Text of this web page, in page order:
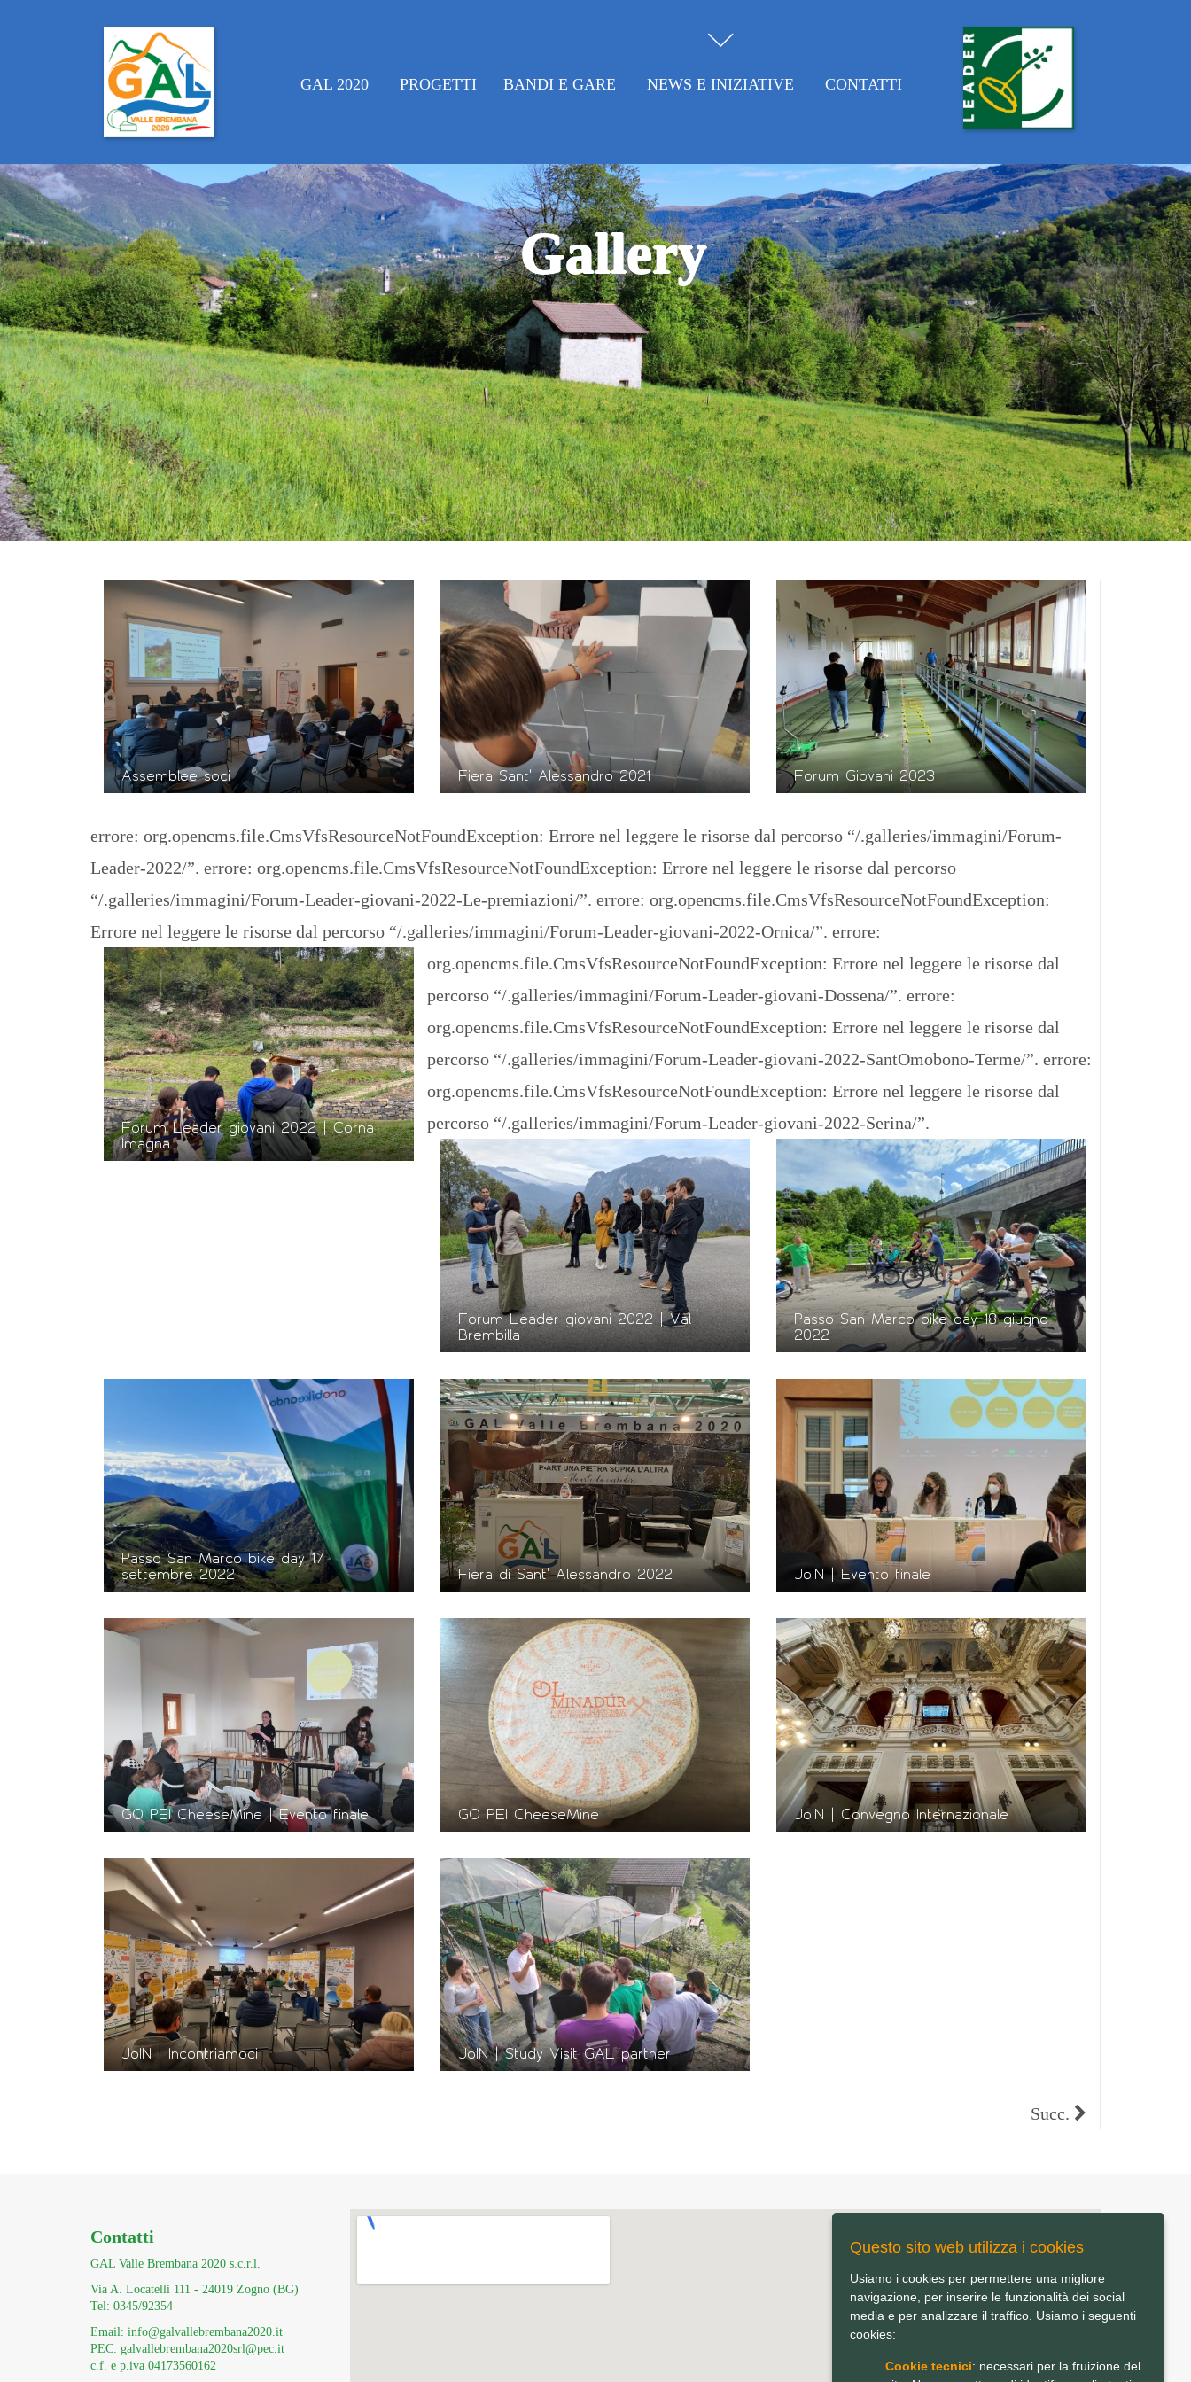
GAL 2020 PROGETTI BANDI E GARE NEWS E INIZIATIVE CONTATTI
Gallery
Assemblee soci Fiera Sant' Alessandro 2021 Forum Giovani 2023
errore: org.opencms.file.CmsVfsResourceNotFoundException: Errore nel leggere le risorse dal percorso “/.galleries/immagini/Forum-
Leader-2022/”. errore: org.opencms.file.CmsVfsResourceNotFoundException: Errore nel leggere le risorse dal percorso
“/.galleries/immagini/Forum-Leader-giovani-2022-Le-premiazioni/”. errore: org.opencms.file.CmsVfsResourceNotFoundException:
Errore nel leggere le risorse dal percorso “/.galleries/immagini/Forum-Leader-giovani-2022-Ornica/”.
Forum Leader giovani 2022 | Corna
Imagna
errore:
org.opencms.file.CmsVfsResourceNotFoundException: Errore nel leggere le risorse dal
percorso “/.galleries/immagini/Forum-Leader-giovani-Dossena/”. errore:
org.opencms.file.CmsVfsResourceNotFoundException: Errore nel leggere le risorse dal
percorso “/.galleries/immagini/Forum-Leader-giovani-2022-SantOmobono-Terme/”. errore:
org.opencms.file.CmsVfsResourceNotFoundException: Errore nel leggere le risorse dal
percorso “/.galleries/immagini/Forum-Leader-giovani-2022-Serina/”.
Forum Leader giovani 2022 | Val
Brembilla
Passo San Marco bike day 18 giugno
2022
Passo San Marco bike day 17
settembre 2022
Fiera di Sant' Alessandro 2022 JoIN | Evento finale
GO PEI CheeseMine | Evento finale GO PEI CheeseMine JoIN | Convegno Internazionale
JoIN | Incontriamoci JoIN | Study Visit GAL partner
Succ.
Contatti
GAL Valle Brembana 2020 s.c.r.l.
Via A. Locatelli 111 - 24019 Zogno (BG)
Tel: 0345/92354
Email: info@galvallebrembana2020.it
PEC: galvallebrembana2020srl@pec.it
c.f. e p.iva 04173560162
Questo sito web utilizza i cookies
Usiamo i cookies per permettere una migliore
navigazione, per inserire le funzionalità dei social
media e per analizzare il traffico. Usiamo i seguenti
cookies:
Cookie tecnici: necessari per la fruizione del